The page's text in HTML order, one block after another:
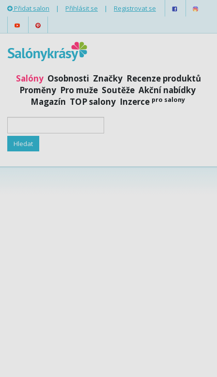
Přidat salon | Přihlásit se | Registrovat se
Salóny Osobnosti Značky Recenze produktů
Proměny Pro muže Soutěže Akční nabídky
Magazín TOP salony Inzerce pro salony